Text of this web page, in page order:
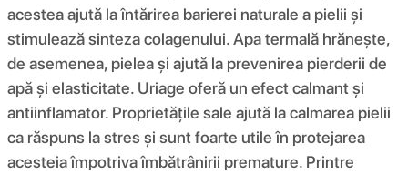
acestea ajută la întărirea barierei naturale a pielii și
stimulează sinteza colagenului. Apa termală hrănește,
de asemenea, pielea și ajută la prevenirea pierderii de
apă și elasticitate. Uriage oferă un efect calmant și
antiinflamator. Proprietățile sale ajută la calmarea pielii
ca răspuns la stres și sunt foarte utile în protejarea
acesteia împotriva îmbătrânirii premature. Printre